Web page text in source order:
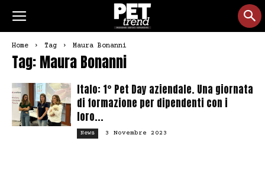
Home Tag Maura Bonanni
Tag: Maura Bonanni
Italo: 1° Pet Day aziendale. Una giornata
di formazione per dipendenti con i
loro...
News 3 Novembre 2023